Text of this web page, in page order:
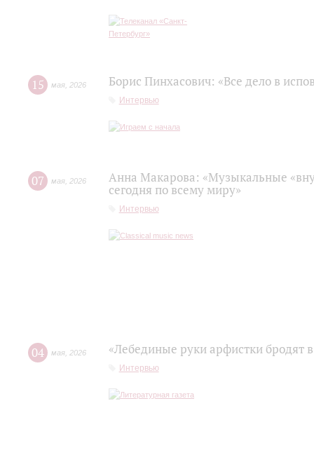
15 мая 2026 Борис Пинхасович: «Все дело в
Интервью
07 мая 2026
Анна Макарова: «Музыкальные
сегодня по всему миру»
Интервью
04 мая 2026 «Лебединые руки арфистки бродят
Интервью